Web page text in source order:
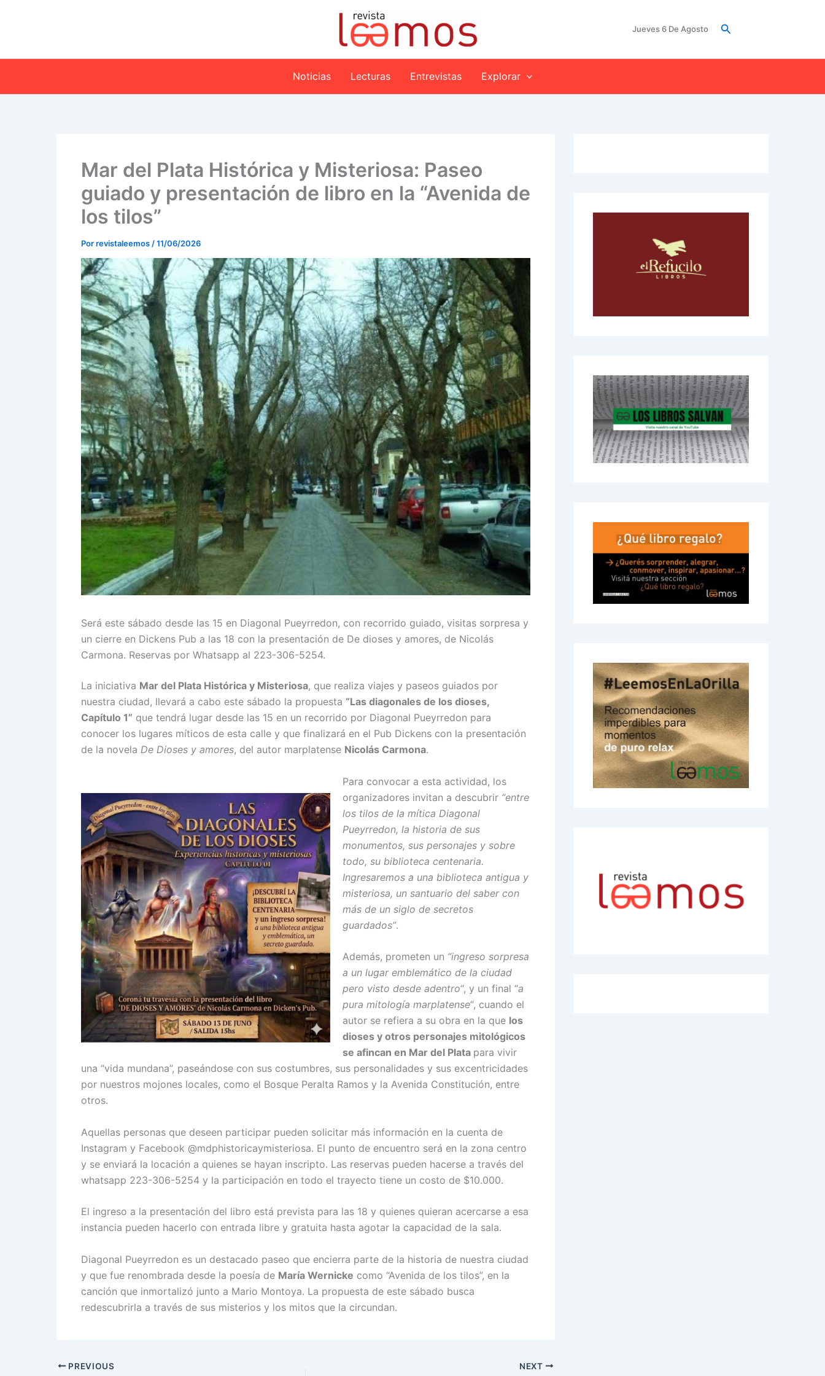
Jueves 6 De Agosto Buscar
Noticias Lecturas Entrevistas Explorar
Mar del Plata Histórica y Misteriosa: Paseo
guiado y presentación de libro en la “Avenida de
los tilos”
Porrevistaleemos /11/06/2026
Será este sábado desde las 15 en Diagonal Pueyrredon, con recorrido guiado, visitas sorpresa y
un cierre en Dickens Pub a las 18 con la presentación de De dioses y amores, de Nicolás
Carmona. Reservas por Whatsapp al 223-306-5254.
La iniciativa Mar del Plata Histórica y Misteriosa, que realiza viajes y paseos guiados por
nuestra ciudad, llevará a cabo este sábado la propuesta “Las diagonales de los dioses,
Capítulo 1” que tendrá lugar desde las 15 en un recorrido por Diagonal Pueyrredon para
conocer los lugares míticos de esta calle y que finalizará en el Pub Dickens con la presentación
de la novela De Dioses y amores, del autor marplatense Nicolás Carmona.
Para convocar a esta actividad, los
organizadores invitan a descubrir “entre
los tilos de la mítica Diagonal
Pueyrredon, la historia de sus
monumentos, sus personajes y sobre
todo, su biblioteca centenaria.
Ingresaremos a una biblioteca antigua y
misteriosa, un santuario del saber con
más de un siglo de secretos
guardados”.
Además, prometen un “ingreso sorpresa
a un lugar emblemático de la ciudad
pero visto desde adentro“, y un final “a
pura mitología marplatense“, cuando el
autor se refiera a su obra en la que los
dioses y otros personajes mitológicos
se afincan en Mar del Plata para vivir
una “vida mundana”, paseándose con sus costumbres, sus personalidades y sus excentricidades
por nuestros mojones locales, como el Bosque Peralta Ramos y la Avenida Constitución, entre
otros.
Aquellas personas que deseen participar pueden solicitar más información en la cuenta de
Instagram y Facebook @mdphistoricaymisteriosa. El punto de encuentro será en la zona centro
y se enviará la locación a quienes se hayan inscripto. Las reservas pueden hacerse a través del
whatsapp 223-306-5254 y la participación en todo el trayecto tiene un costo de $10.000.
El ingreso a la presentación del libro está prevista para las 18 y quienes quieran acercarse a esa
instancia pueden hacerlo con entrada libre y gratuita hasta agotar la capacidad de la sala.
Diagonal Pueyrredon es un destacado paseo que encierra parte de la historia de nuestra ciudad
y que fue renombrada desde la poesía de María Wernicke como “Avenida de los tilos”, en la
canción que inmortalizó junto a Mario Montoya. La propuesta de este sábado busca
redescubrirla a través de sus misterios y los mitos que la circundan.
PREVIOUS NEXT